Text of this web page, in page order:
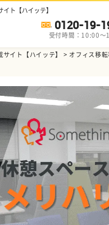
ト【ハイッテ】
0120-19-
受付時間：10:00～
イト【ハイッテ】 > オフィス移